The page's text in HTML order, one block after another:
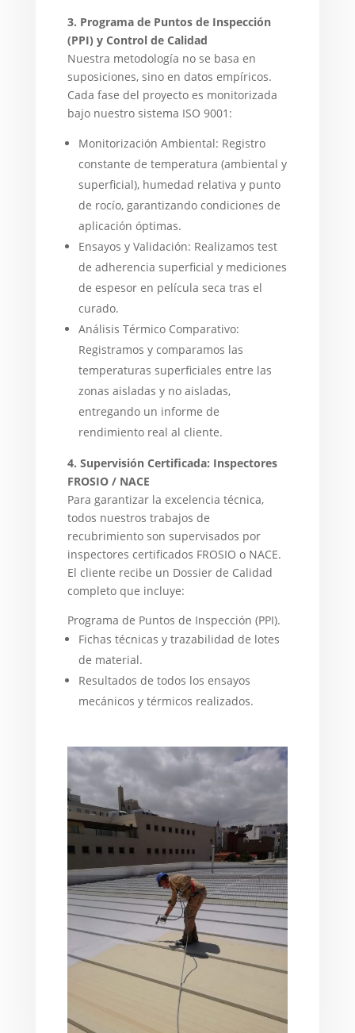
3. Programa de Puntos de Inspección
(PPI) y Control de Calidad
Nuestra metodología no se basa en
suposiciones, sino en datos empíricos.
Cada fase del proyecto es monitorizada
bajo nuestro sistema ISO 9001:
Monitorización Ambiental: Registro
constante de temperatura (ambiental y
superficial), humedad relativa y punto
de rocío, garantizando condiciones de
aplicación óptimas.
Ensayos y Validación: Realizamos test
de adherencia superficial y mediciones
de espesor en película seca tras el
curado.
Análisis Térmico Comparativo:
Registramos y comparamos las
temperaturas superficiales entre las
zonas aisladas y no aisladas,
entregando un informe de
rendimiento real al cliente.
4. Supervisión Certificada: Inspectores
FROSIO / NACE
Para garantizar la excelencia técnica,
todos nuestros trabajos de
recubrimiento son supervisados por
inspectores certificados FROSIO o NACE.
El cliente recibe un Dossier de Calidad
completo que incluye:
Programa de Puntos de Inspección (PPI).
Fichas técnicas y trazabilidad de lotes
de material.
Resultados de todos los ensayos
mecánicos y térmicos realizados.